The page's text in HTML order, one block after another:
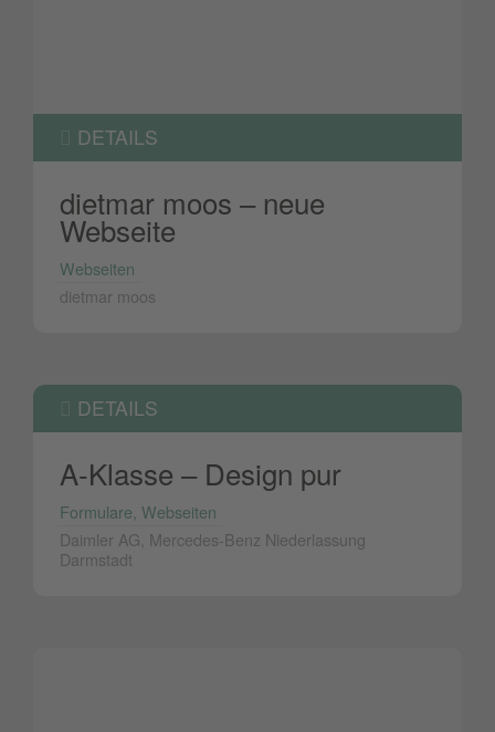
DETAILS
dietmar moos – neue
Webseite
Webseiten
dietmar moos
DETAILS
A-Klasse – Design pur
Formulare, Webseiten
Daimler AG, Mercedes-Benz Niederlassung
Darmstadt